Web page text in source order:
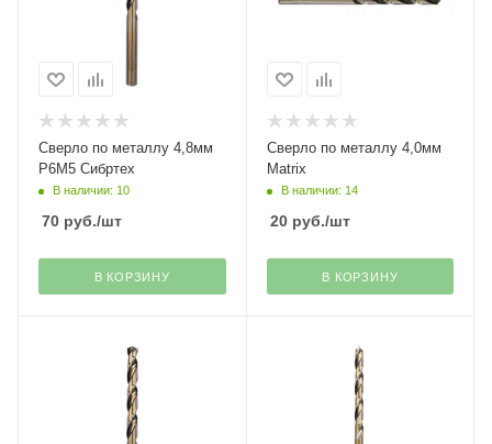
Сверло по металлу 4,8мм
Р6М5 Сибртех
В наличии: 10
70 руб./шт
В КОРЗИНУ
Сверло по металлу 4,0мм
Matrix
В наличии: 14
20руб./шт
В КОРЗИНУ